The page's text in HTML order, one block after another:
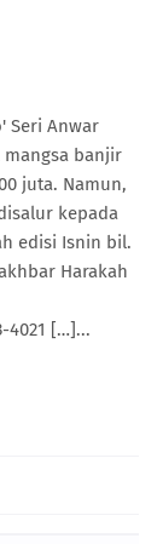
Seri Anwar
banjir
juta. Namun,
kepada
edisi Isnin bil.
Harakah
4021 […]...